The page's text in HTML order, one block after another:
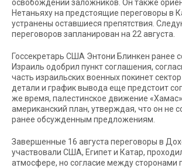
освобождении заложников. Он также
Нетаньяху на предстоящие переговоры в
устранены оставшиеся препятствия.
переговоров запланирован на 22 августа.
Госсекретарь США Энтони Блинкен ранее
Израиль одобрил пункт соглашения,
часть израильских военных покинет
детали и график вывода еще предстоит
же время, палестинское движение
американский план, утверждая, что он не
ранее обсужденным предложениям.
Завершенные 16 августа переговоры в
участвовали США, Египет и Катар,
атмосфере, но согласие между сторонами